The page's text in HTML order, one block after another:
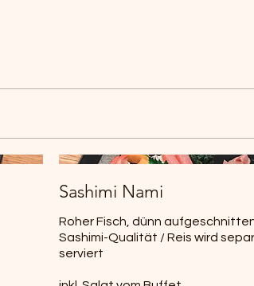
Sashimi Nami
Roher Fisch, dünn
Sashimi-Qualität / Reis wird
serviert